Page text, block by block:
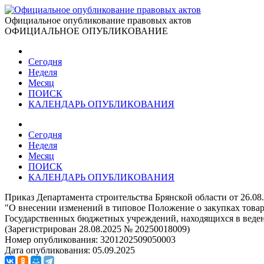
Официальное опубликование правовых актов
ОФИЦИАЛЬНОЕ ОПУБЛИКОВАНИЕ
Сегодня
Неделя
Месяц
ПОИСК
КАЛЕНДАРЬ ОПУБЛИКОВАНИЯ
Сегодня
Неделя
Месяц
ПОИСК
КАЛЕНДАРЬ ОПУБЛИКОВАНИЯ
Приказ Департамента строительства Брянской области от
"О внесении изменений в типовое Положение о закупках
Государственных бюджетных учреждений, находящихся в
(Зарегистрирован 28.08.2025 № 20250018009)
Номер опубликования: 3201202509050003
Дата опубликования: 05.09.2025